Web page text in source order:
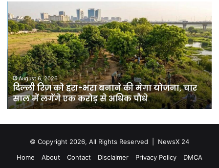
रिज
को
हरा-
भरा
बनाने
की
मेगा
योजना,
चार
साल
August 6, 2026
दिल्ली रिज को हरा-भरा बनाने की मेगा योजना, चार
साल में लगेंगे एक करोड़ से अधिक पौधे
में
से
के
बीच
© Copyright 2026, All Rights Reserved | NewsX 24
Home
About Contact Disclaimer Privacy Policy DMCA